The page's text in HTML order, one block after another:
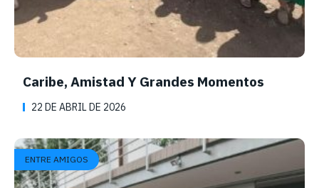
Caribe, Amistad Y Grandes Momentos
22 DE ABRIL DE 2026
ENTRE AMIGOS